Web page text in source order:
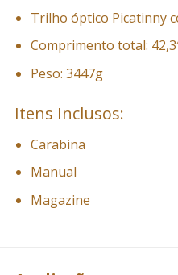
Trilho óptico Picatinny
Comprimento total:
Peso: 3447g
Itens Inclusos:
Carabina
Manual
Magazine